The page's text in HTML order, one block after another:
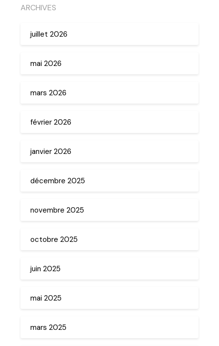
ARCHIVES
juillet 2026
mai 2026
mars 2026
février 2026
janvier 2026
décembre 2025
novembre 2025
octobre 2025
juin 2025
mai 2025
mars 2025